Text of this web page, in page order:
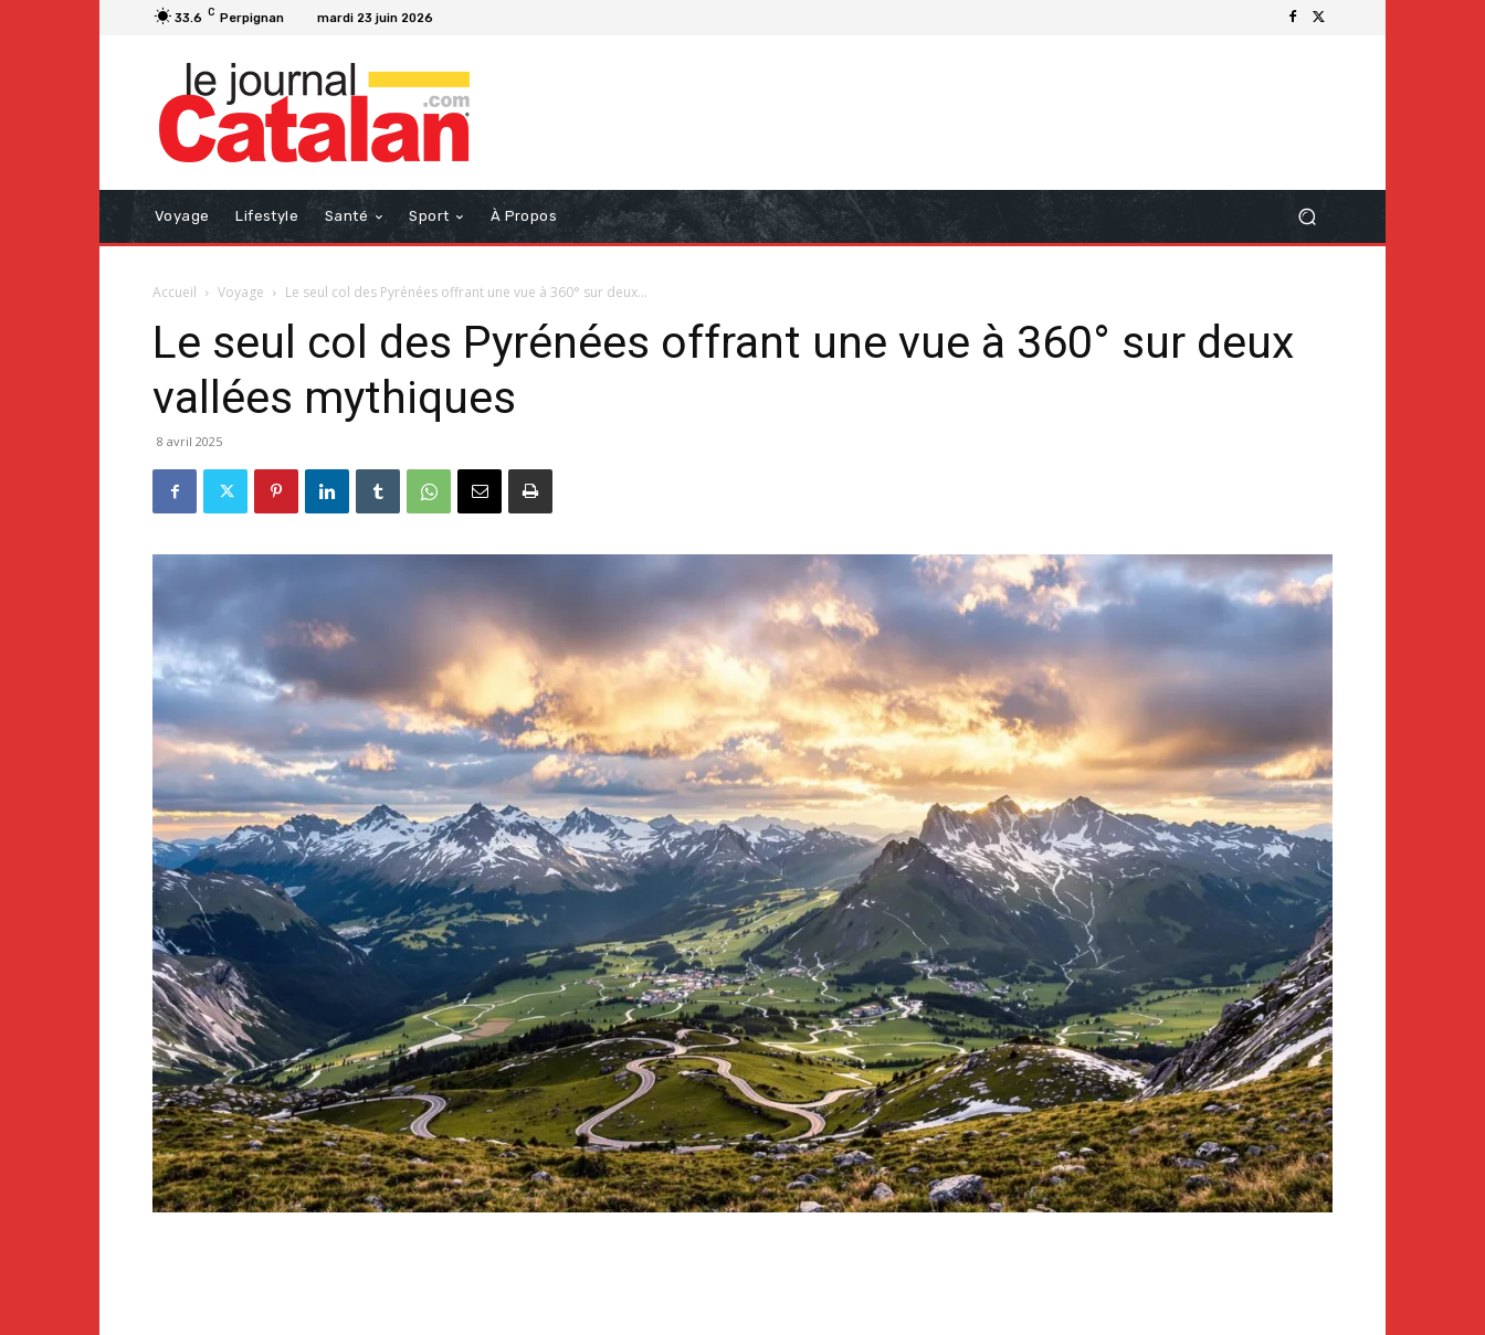
33.6 C Perpignan mardi 23 juin 2026
Voyage Lifestyle Santé Sport À Propos
Accueil Voyage Le seul col des Pyrénées offrant une vue à 360° sur deux...
Le seul col des Pyrénées offrant une vue à 360° sur deux
vallées mythiques
8 avril 2025